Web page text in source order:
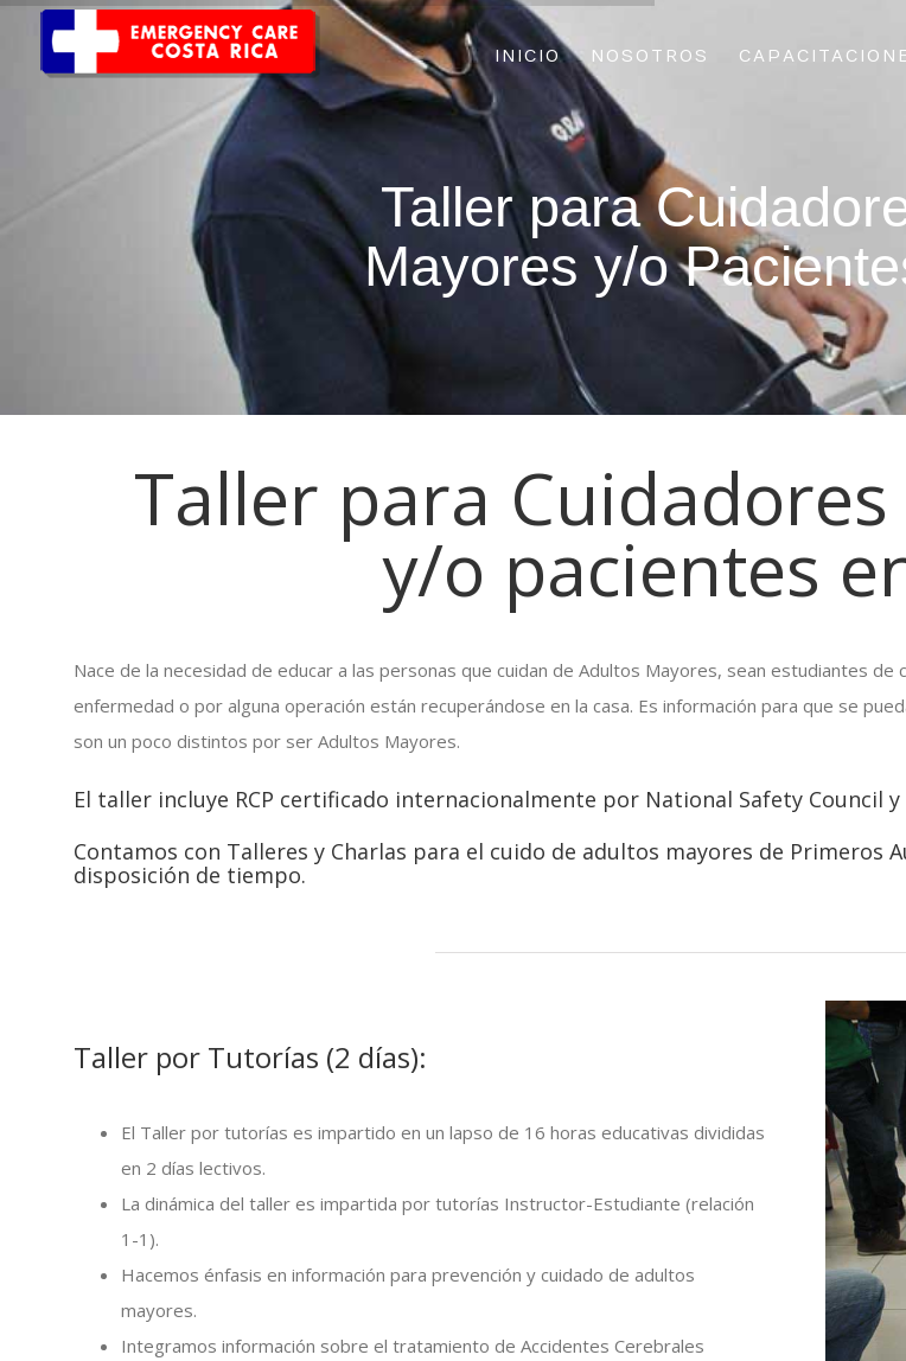
INICIO NOSOTROS
Taller para
Mayores y/o
Taller para
y/o pacientes
Nace de la necesidad de educar a las personas que cuidan de Adultos Mayores, sean estudiantes
enfermedad o por alguna operación están recuperándose en la casa. Es información para que se
son un poco distintos por ser Adultos Mayores.
El taller incluye RCP certificado internacionalmente por National Safety Council
Contamos con Talleres y Charlas para el cuido de adultos mayores de Primeros
disposición de tiempo.
Taller por Tutorías (2 días):
El Taller por tutorías es impartido en un lapso de 16 horas educativas divididas
en 2 días lectivos.
La dinámica del taller es impartida por tutorías Instructor-Estudiante (relación
1-1).
Hacemos énfasis en información para prevención y cuidado de adultos
mayores.
Integramos información sobre el tratamiento de Accidentes Cerebrales